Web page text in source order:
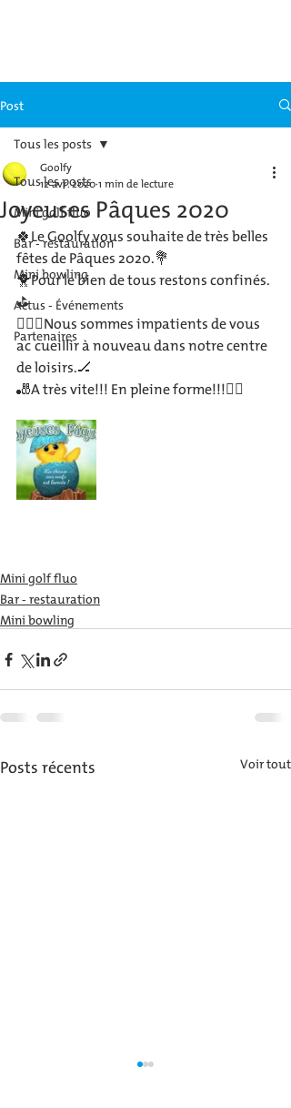
Post
Tous les posts
Mini golf fluo
Bar - restauration
Mini bowling
Actus - Événements
Partenaires
Tous les posts
Joyeuses Pâques 2020
Goolfy
12 avr. 20201 min de lecture
🍀Le Goolfy vous souhaite de très belles
fêtes de Pâques 2020.💐
🐥Pour le bien de tous restons confinés.
⛳️
🏌🏼‍♀️Nous sommes impatients de vous
accueillir à nouveau dans notre centre
de loisirs.🏒
🎳A très vite!!! En pleine forme!!!🧘‍♂️
Mini golf fluo
Bar - restauration
Mini bowling
Posts récents Voir tout